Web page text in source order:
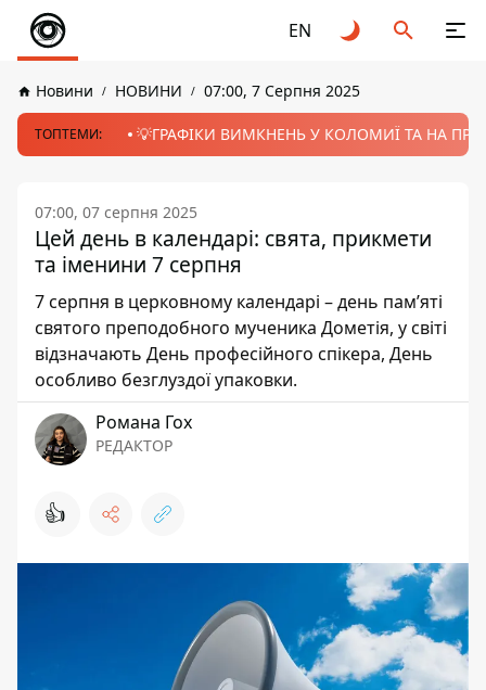
EN
Новини НОВИНИ 07:00, 7 Серпня 2025
ТОПТЕМИ: 💡ГРАФІКИ ВИМКНЕНЬ У КОЛОМИЇ ТА НА
07:00, 07 серпня 2025
Цей день в календарі: свята, прикмети
та іменини 7 серпня
7 серпня в церковному календарі – день пам’яті
святого преподобного мученика Дометія, у світі
відзначають День професійного спікера, День
особливо безглуздої упаковки.
Романа Гох
РЕДАКТОР
👍